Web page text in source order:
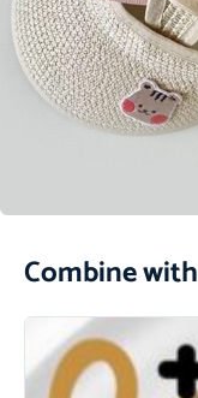
Combine with